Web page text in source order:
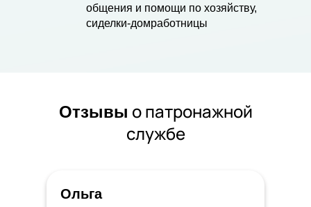
общения и помощи по хозяйству,
сиделки-домработницы
Отзывы о патронажной
службе
Ольга